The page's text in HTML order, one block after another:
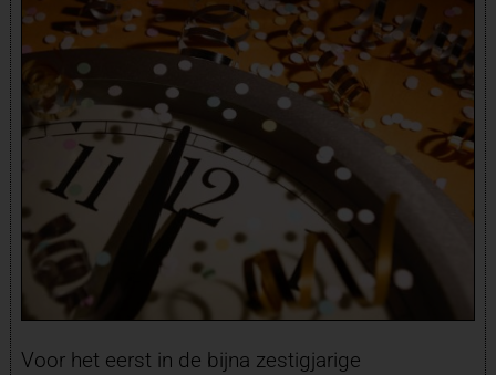
Voor het eerst in de bijna zestigjarige